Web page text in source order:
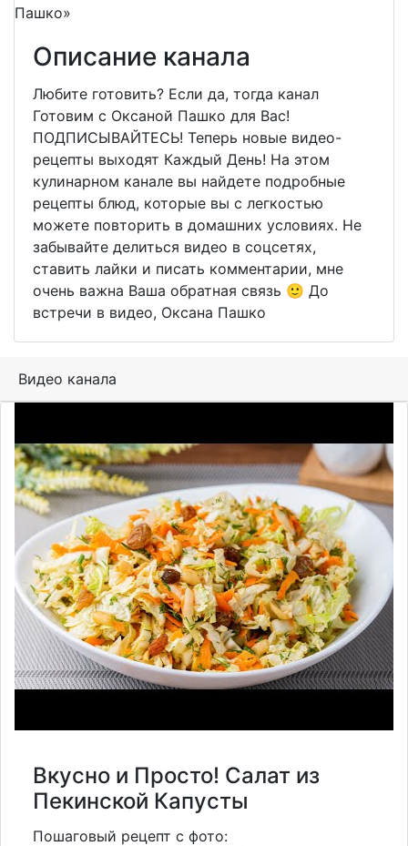
Описание канала
Любите готовить? Если да, тогда канал
Готовим с Оксаной Пашко для Вас!
ПОДПИСЫВАЙТЕСЬ! Теперь новые видео-
рецепты выходят Каждый День! На этом
кулинарном канале вы найдете подробные
рецепты блюд, которые вы с легкостью
можете повторить в домашних условиях. Не
забывайте делиться видео в соцсетях,
ставить лайки и писать комментарии, мне
очень важна Ваша обратная связь 🙂 До
встречи в видео, Оксана Пашко
Видео канала
Вкусно и Просто! Салат из
Пекинской Капусты
Пошаговый рецепт с фото: